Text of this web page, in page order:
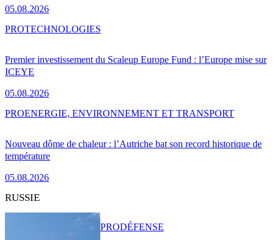
05.08.2026
Premier investissement du Scaleup Europe Fund : l’Europe mise sur
ICEYE
05.08.2026
PROTECHNOLOGIES
Nouveau dôme de chaleur : l’Autriche bat son record historique de
température
05.08.2026
PROENERGIE, ENVIRONNEMENT ET TRANSPORT
RUSSIE
PRODÉFENSE